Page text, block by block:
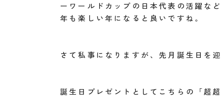
ーワールドカップの日本代表の活躍な
年も楽しい年になると良いですね。
さて私事になりますが、先月誕生日を
誕生日プレゼントとしてこちらの「超